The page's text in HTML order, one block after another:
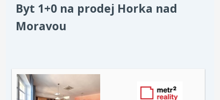
Byt 1+0 na prodej Horka nad
Moravou